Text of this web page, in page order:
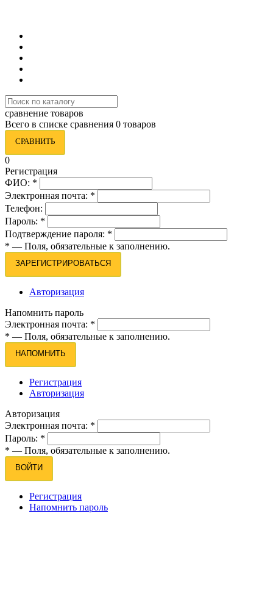
сравнение товаров
Всего в списке сравнения 0 товаров
СРАВНИТЬ
0
Регистрация
ФИО: *
Электронная почта: *
Телефон:
Пароль: *
Подтверждение пароля: *
* — Поля, обязательные к заполнению.
ЗАРЕГИСТРИРОВАТЬСЯ
Авторизация
Напомнить пароль
Электронная почта: *
* — Поля, обязательные к заполнению.
НАПОМНИТЬ
Регистрация
Авторизация
Авторизация
Электронная почта: *
Пароль: *
* — Поля, обязательные к заполнению.
ВОЙТИ
Регистрация
Напомнить пароль